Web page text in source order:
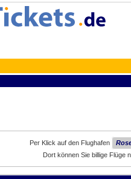
Per Klick auf den Flughafen
Dort können Sie billige Flüge